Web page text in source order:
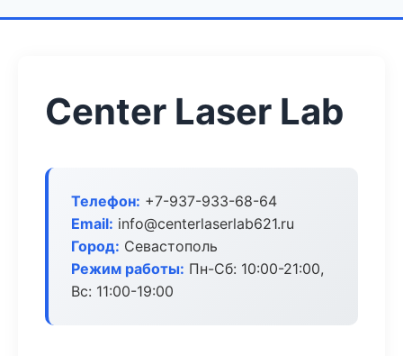
Center Laser Lab
Телефон: +7-937-933-68-64
Email: info@centerlaserlab621.ru
Город: Севастополь
Режим работы: Пн-Сб: 10:00-21:00,
Вс: 11:00-19:00